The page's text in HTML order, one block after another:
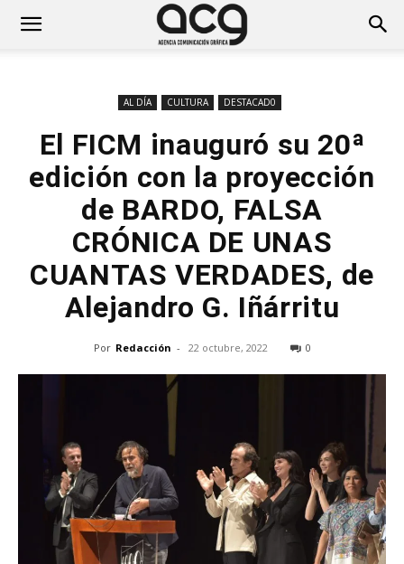
AL DÍA CULTURA DESTACAD0
El FICM inauguró su 20ª
edición con la proyección
de BARDO, FALSA
CRÓNICA DE UNAS
CUANTAS VERDADES, de
Alejandro G. Iñárritu
Por Redacción - 22 octubre, 2022 0